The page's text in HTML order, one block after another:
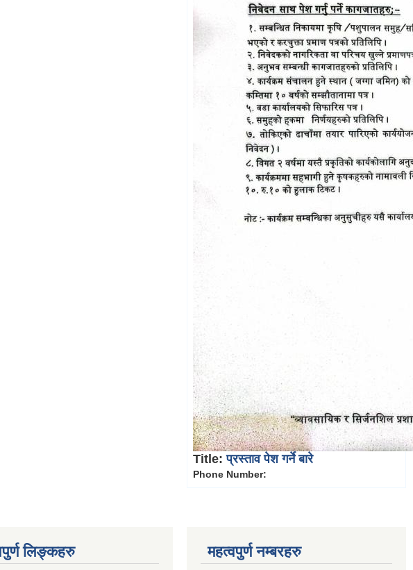
Title:प्रस्ताव पेश गर्ने बारे
Phone Number:
लिङ्कहरु महत्वपुर्ण नम्बरहरु